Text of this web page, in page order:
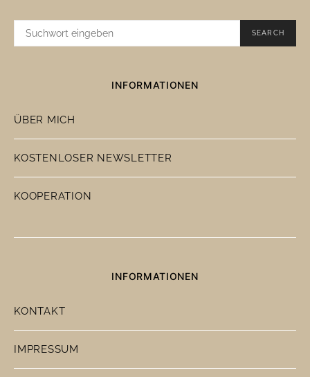
SUCHE
SEARCH
INFORMATIONEN
ÜBER MICH
KOSTENLOSER NEWSLETTER
KOOPERATION
INFORMATIONEN
KONTAKT
IMPRESSUM